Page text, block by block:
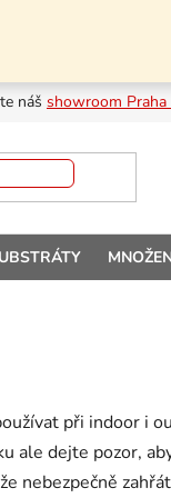
náš showroom Praha
při indoor i
ale dejte pozor,
nebezpečně